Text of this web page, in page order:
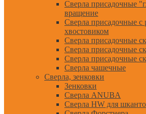
Сверла присадочные
вращение
Сверла присадочные с
хвостовиком
Сверла присадочные
Сверла присадочные
Сверла присадочные
Сверла чашечные
Сверла, зенковки
Зенковки
Сверла ANUBA
Сверла HW для